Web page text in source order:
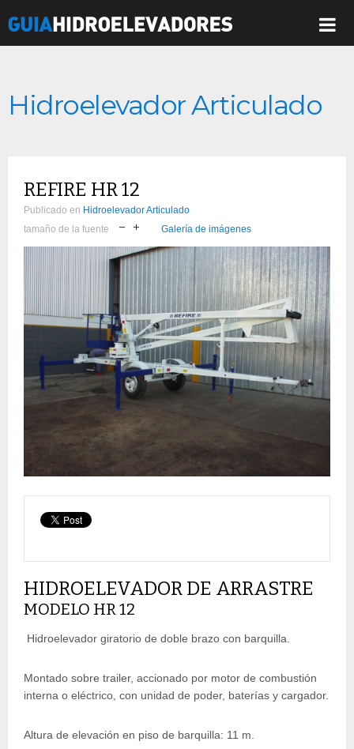
Hidroelevador Articulado
REFIRE HR 12
Publicado en Hidroelevador Articulado
tamaño de la fuente
Galería de imágenes
HIDROELEVADOR DE ARRASTRE
MODELO HR 12
Hidroelevador giratorio de doble brazo con barquilla.
Montado sobre trailer, accionado por motor de combustión
interna o eléctrico, con unidad de poder, baterías y cargador.
Altura de elevación en piso de barquilla: 11 m.